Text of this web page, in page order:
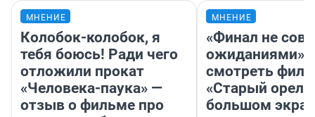
МНЕНИЕ
Колобок-колобок, я
тебя боюсь! Ради чего
отложили прокат
«Человека-паука» —
отзыв о фильме про
МНЕНИЕ
«Финал не
ожиданиями»:
смотреть
«Старый орел»
большом